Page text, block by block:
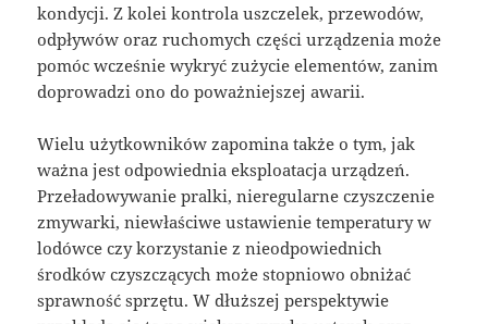
kondycji. Z kolei kontrola uszczelek, przewodów,
odpływów oraz ruchomych części urządzenia może
pomóc wcześnie wykryć zużycie elementów, zanim
doprowadzi ono do poważniejszej awarii.
Wielu użytkowników zapomina także o tym, jak
ważna jest odpowiednia eksploatacja urządzeń.
Przeładowywanie pralki, nieregularne czyszczenie
zmywarki, niewłaściwe ustawienie temperatury w
lodówce czy korzystanie z nieodpowiednich
środków czyszczących może stopniowo obniżać
sprawność sprzętu. W dłuższej perspektywie